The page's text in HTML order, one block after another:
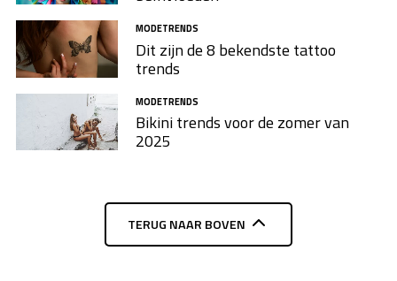
MODETRENDS
Dit zijn de 8 bekendste tattoo
trends
MODETRENDS
Bikini trends voor de zomer van
2025
TERUG NAAR BOVEN